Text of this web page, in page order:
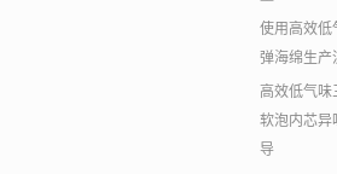
使用高效低
弹海绵生产
高效低气味
软泡内芯异
导